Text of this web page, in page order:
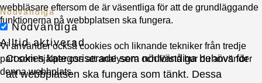
webbläsare eftersom de är väsentliga för att de grundläggande
funktionerna på webbplatsen ska fungera.
Vi använder också cookies och liknande tekniker från tredje
part som hjälper oss att analysera och förstå hur du använder
denna webbplats.
Nödvändiga
Nödvändiga
Alltid aktiverad
Cookies kategoriserade som nödvändiga behövs för
att webbplatsen ska fungera som tänkt. Dessa